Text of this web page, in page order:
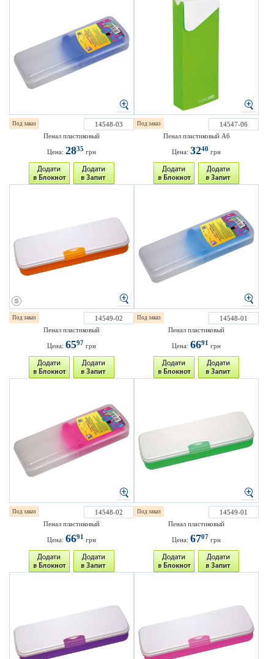
Под заказ
14548-03
Пенал пластиковый
Цена: 2835 грн
Под заказ
14547-06
Пенал пластиковый А6
Цена: 3240 грн
Под заказ
14549-02
Пенал пластиковый
Цена: 6597 грн
Под заказ
14548-01
Пенал пластиковый
Цена: 6691 грн
Под заказ
14548-02
Пенал пластиковый
Цена: 6691 грн
Под заказ
14549-01
Пенал пластиковый
Цена: 6707 грн